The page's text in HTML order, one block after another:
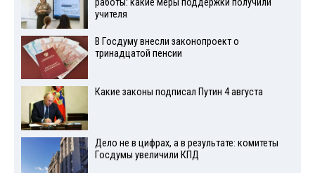
учителя
В Госдуму внесли законопроект о
тринадцатой пенсии
Какие законы подписал Путин 4 августа
Дело не в цифрах, а в результате: комитеты
Госдумы увеличили КПД